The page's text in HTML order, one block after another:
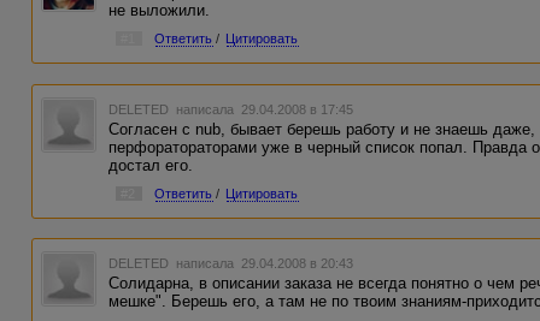
не выложили.
Ответить / Цитировать
DELETED написала 29.04.2008 в 17:45
Согласен с nub, бывает берешь работу и не знаешь
перфоратораторами уже в черный список попал. Правда
достал его.
Ответить / Цитировать
DELETED написала 29.04.2008 в 20:43
Солидарна, в описании заказа не всегда понятно о чем
мешке". Берешь его, а там не по твоим знаниям-